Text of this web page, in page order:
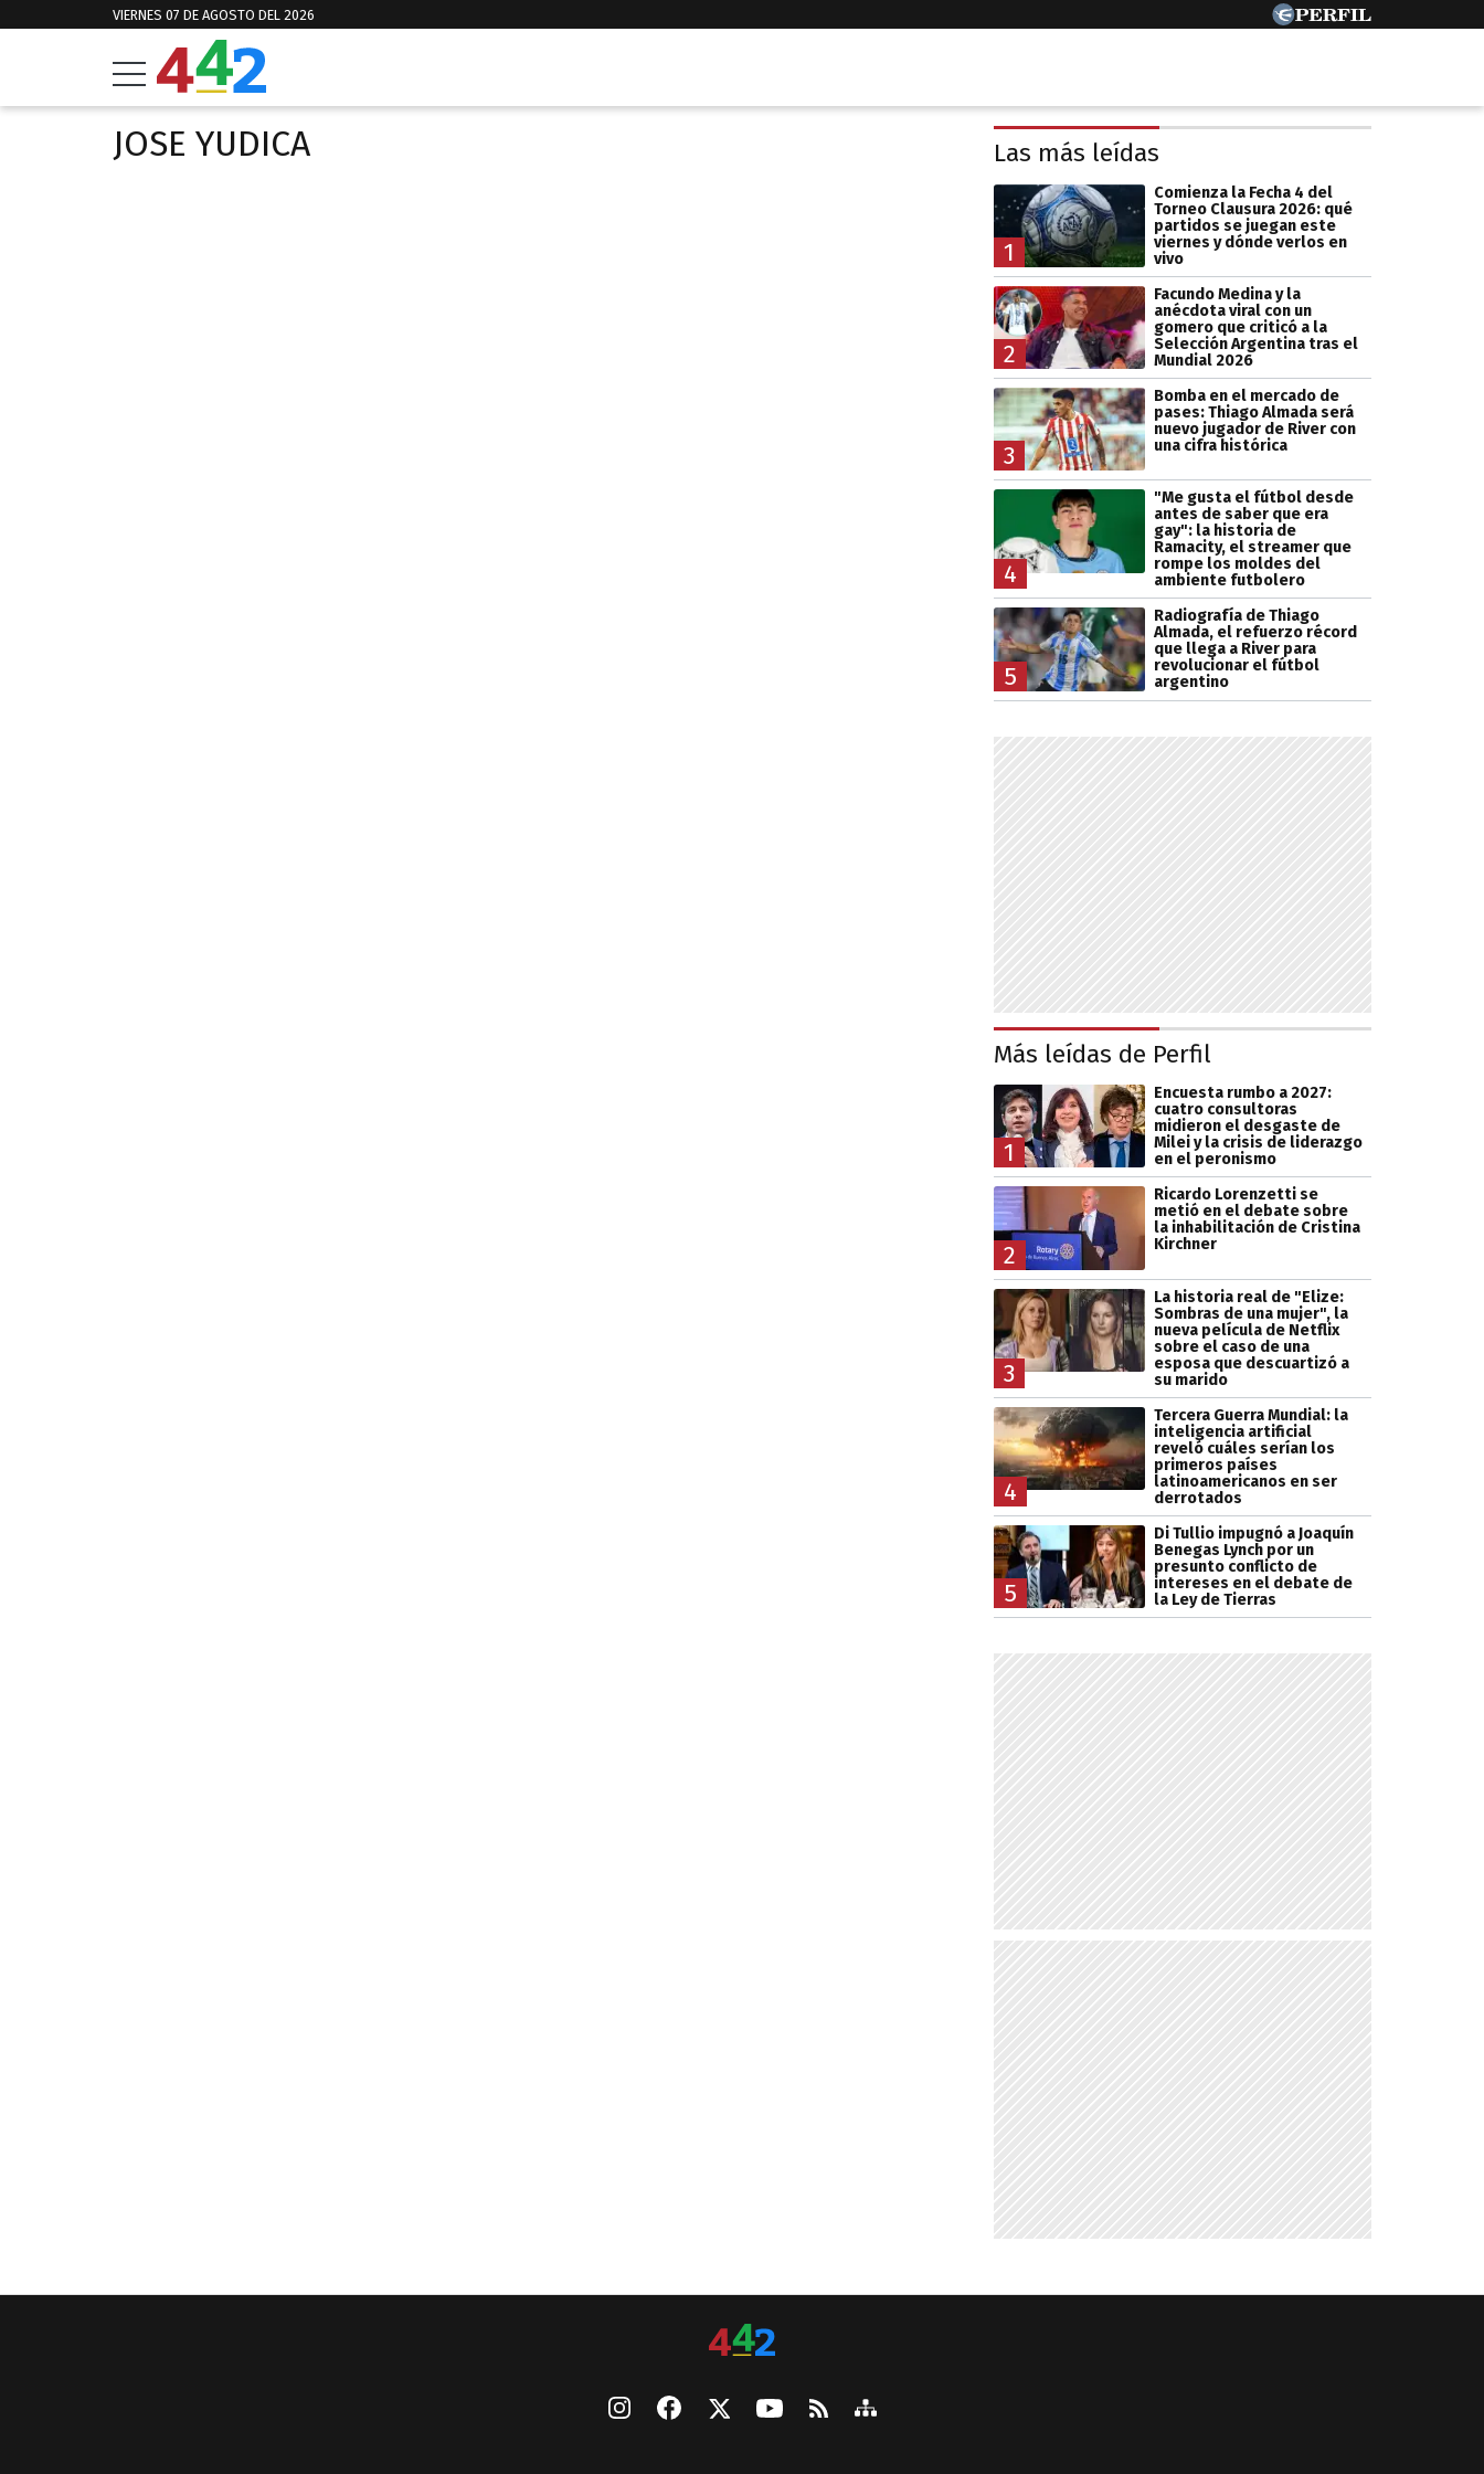
VIERNES 07 DE AGOSTO DEL 2026
JOSE YUDICA Las más leídas
1
Comienza la Fecha 4 del
Torneo Clausura 2026: qué
partidos se juegan este
viernes y dónde verlos en
vivo
2
Facundo Medina y la
anécdota viral con un
gomero que criticó a la
Selección Argentina tras el
Mundial 2026
3
Bomba en el mercado de
pases: Thiago Almada será
nuevo jugador de River con
una cifra histórica
4
"Me gusta el fútbol desde
antes de saber que era
gay": la historia de
Ramacity, el streamer que
rompe los moldes del
ambiente futbolero
5
Radiografía de Thiago
Almada, el refuerzo récord
que llega a River para
revolucionar el fútbol
argentino
Más leídas de Perfil
1
Encuesta rumbo a 2027:
cuatro consultoras
midieron el desgaste de
Milei y la crisis de liderazgo
en el peronismo
2
Ricardo Lorenzetti se
metió en el debate sobre
la inhabilitación de Cristina
Kirchner
3
La historia real de "Elize:
Sombras de una mujer", la
nueva película de Netflix
sobre el caso de una
esposa que descuartizó a
su marido
4
Tercera Guerra Mundial: la
inteligencia artificial
reveló cuáles serían los
primeros países
latinoamericanos en ser
derrotados
5
Di Tullio impugnó a Joaquín
Benegas Lynch por un
presunto conflicto de
intereses en el debate de
la Ley de Tierras